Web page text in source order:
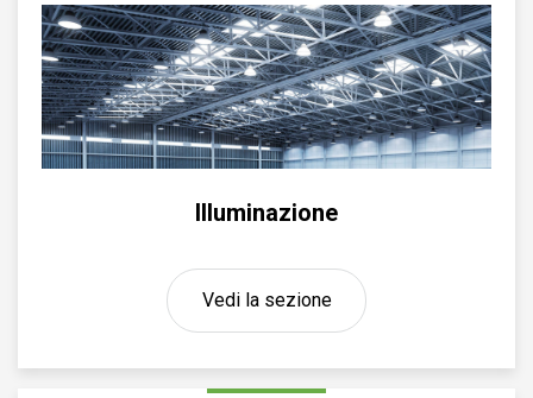
Illuminazione
Vedi la sezione